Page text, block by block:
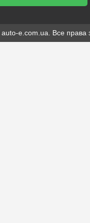
e.com.ua. Все